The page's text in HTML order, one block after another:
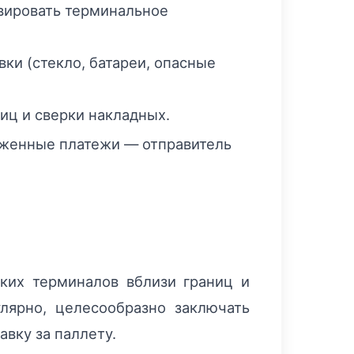
терминальное
(стекло, батареи, опасные
и сверки накладных.
платежи — отправитель
терминалов вблизи границ и
целесообразно заключать
за паллету.